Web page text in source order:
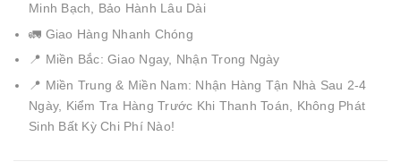
Minh Bạch, Bảo Hành Lâu Dài
🚛 Giao Hàng Nhanh Chóng
📍 Miền Bắc: Giao Ngay, Nhận Trong Ngày
📍 Miền Trung & Miền Nam: Nhận Hàng Tận Nhà Sau 2-4
Ngày, Kiểm Tra Hàng Trước Khi Thanh Toán, Không Phát
Sinh Bất Kỳ Chi Phí Nào!